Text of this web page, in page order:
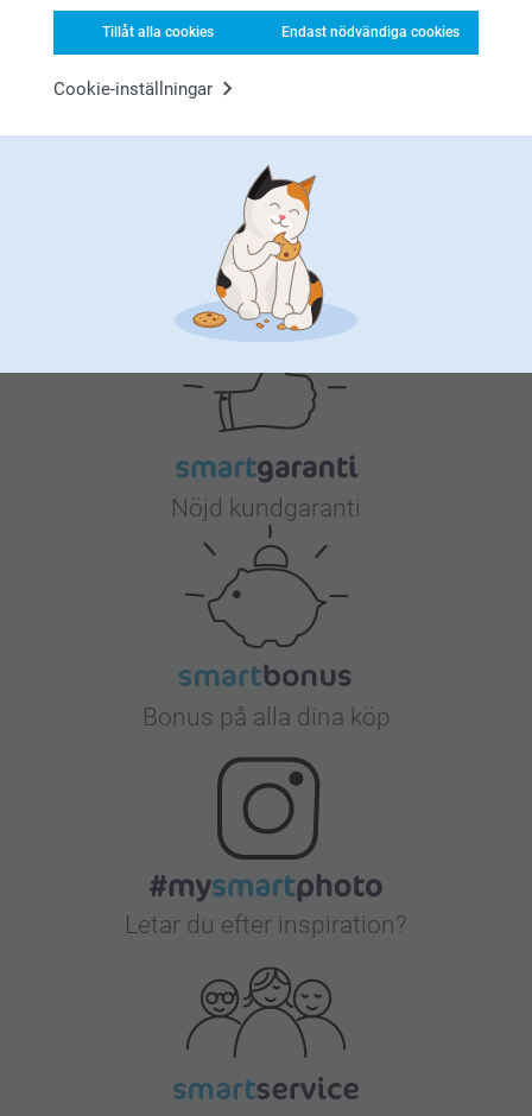
Tillåt alla cookies Endast nödvändiga cookies
Cookie-inställningar
hur mycket den betyder för dig. Med en genomtänkt och
Varförsmartphoto
Nöjd kundgaranti
Bonus på alla dina köp
Letar du efter inspiration?